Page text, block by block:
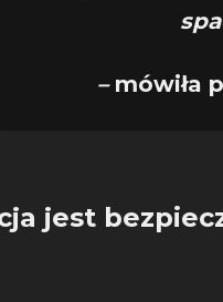
– mówiła
jest